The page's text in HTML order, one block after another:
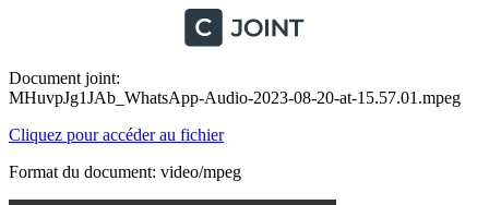
Document joint:
MHuvpJg1JAb_WhatsApp-Audio-2023-08-20-at-15.57.01.mpeg
Cliquez pour accéder au fichier
Format du document: video/mpeg